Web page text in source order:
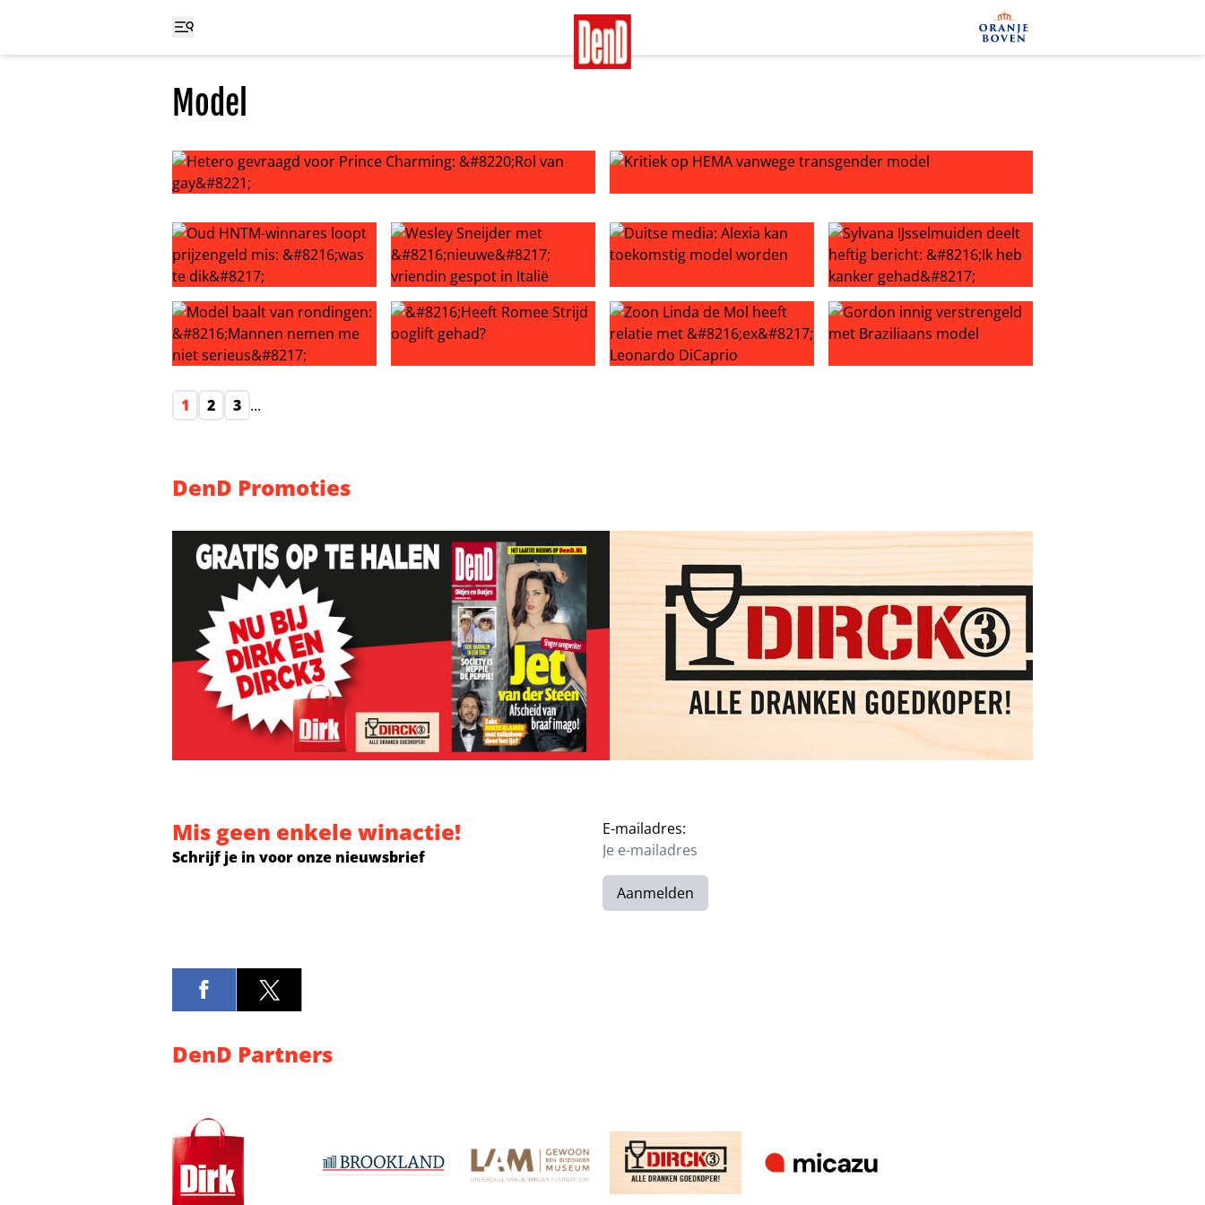
Model
Oud HNTM-winnares loopt prijzengeld mis: ‘was te dik’Wesley Sneijder met ‘nieuwe’ vriendin gespot in ItaliëDuitse media: Alexia kan toekomstig model wordenSylvana IJsselmuiden deelt heftig bericht: ‘Ik heb kanker
1
2 3 ...
DenD Promoties
Mis geen enkele winactie!
Schrijf je in voor onze nieuwsbrief
E-mailadres:
Aanmelden
DenD Partners